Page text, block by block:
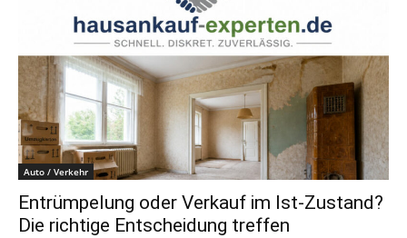
Auto / Verkehr
Entrümpelung oder Verkauf im Ist-Zustand?
Die richtige Entscheidung treffen